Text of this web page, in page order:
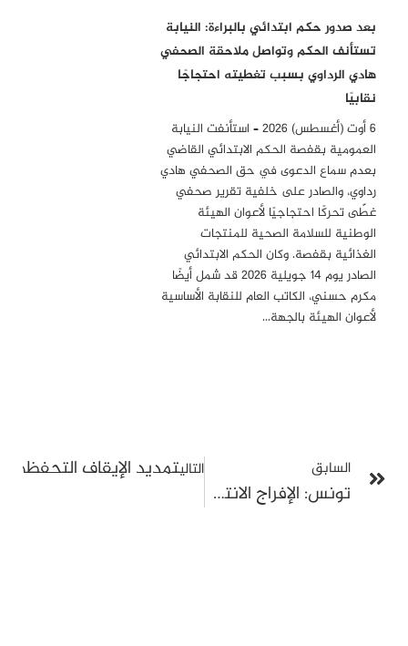
بعد صدور حكم ابتدائي بالبراءة: النيابة
تستأنف الحكم وتواصل ملاحقة الصحفي
هادي الرداوي بسبب تغطيته احتجاجًا
نقابيًا
6 أوت (أغسطس) 2026 – استأنفت النيابة
العمومية بقفصة الحكم الابتدائي القاضي
بعدم سماع الدعوى في حق الصحفي هادي
رداوي، والصادر على خلفية تقرير صحفي
غطّى تحركًا احتجاجيًا لأعوان الهيئة
الوطنية للسلامة الصحية للمنتجات
الغذائية بقفصة. وكان الحكم الابتدائي
الصادر يوم 14 جويلية 2026 قد شمل أيضًا
مكرم حسني، الكاتب العام للنقابة الأساسية
لأعوان الهيئة بالجهة…
السابق
تونس: الإفراج الانتقائي عن بعض المعتقلين لا يلغي المخاوف من استمرار القمع السياسي
التاليتمديد الإيقاف التحفظي